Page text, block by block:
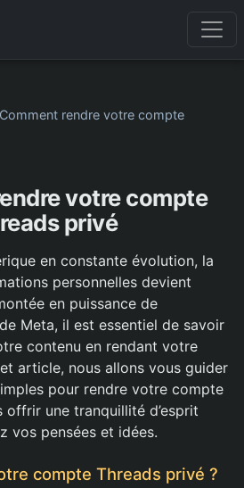
Comment rendre votre compte
votre compte
privé
en constante évolution, la
personnelles devient
en puissance de
Meta, il est essentiel de savoir
contenu en rendant votre
article, nous allons vous guider
pour rendre votre compte
une tranquillité d’esprit
vos pensées et idées.
compte Threads privé ?